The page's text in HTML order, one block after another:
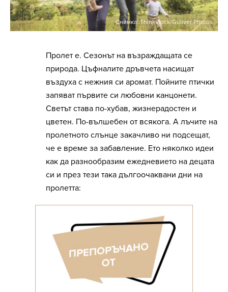
Снимка: Thinkstock/Guliver Photos
Пролет е. Сезонът на възраждащата се
природа. Цъфналите дръвчета насищат
въздуха с нежния си аромат. Пойните птички
запяват първите си любовни канцонети.
Светът става по-хубав, жизнерадостен и
цветен. По-вълшебен от всякога. А лъчите на
пролетното слънце закачливо ни подсещат,
че е време за забавление. Ето няколко идеи
как да разнообразим ежедневието на децата
си и през тези така дългоочаквани дни на
пролетта: